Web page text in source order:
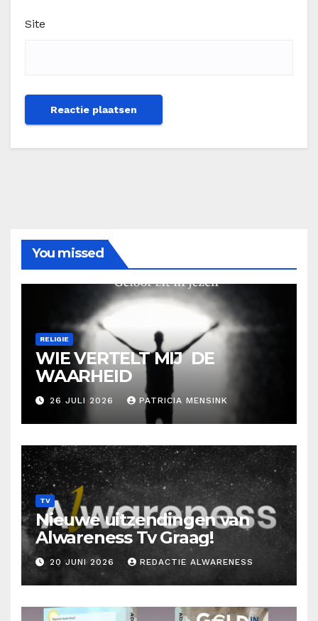
Site
You missed
RELIGIE
WIE VERTELT MIJ DE
WAARHEID
26 JULI 2026 PATRICIA MENSINK
TV
Nieuwe uitzendingen van
Alwareness Tv Graag!
20 JUNI 2026 REDACTIE ALWARENESS